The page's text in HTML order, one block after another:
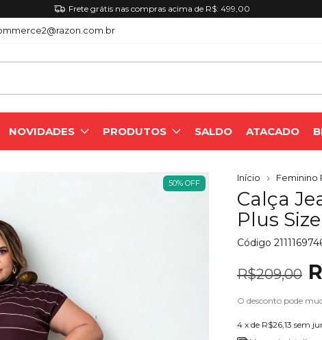
ganhe 10% OFF na sua primeira compra acima de R$ 99. (Não
NOVIDADES PRODUTOS SALDO ATACADO
50% OFF Início Feminino
Calça
Plus
Código
R$209,00
O desconto pode
4 x de R$26,13 sem